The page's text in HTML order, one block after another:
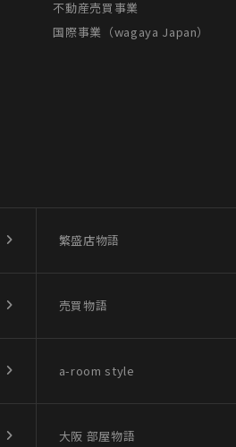
不動産売買事業
国際事業（wagaya Japan）
繁盛店物語
売買物語
a-room style
大阪 部屋物語